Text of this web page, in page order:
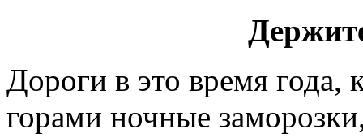
Дороги в это время года,
горами ночные